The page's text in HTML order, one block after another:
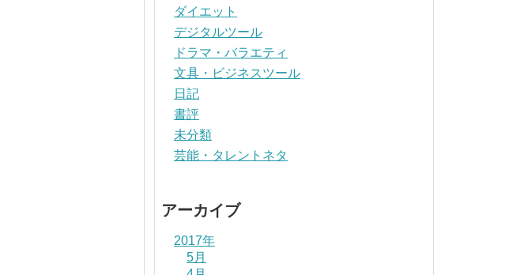
ダイエット
デジタルツール
ドラマ・バラエティ
文具・ビジネスツール
日記
書評
未分類
芸能・タレントネタ
アーカイブ
2017年
5月